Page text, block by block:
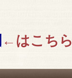
←はこちら